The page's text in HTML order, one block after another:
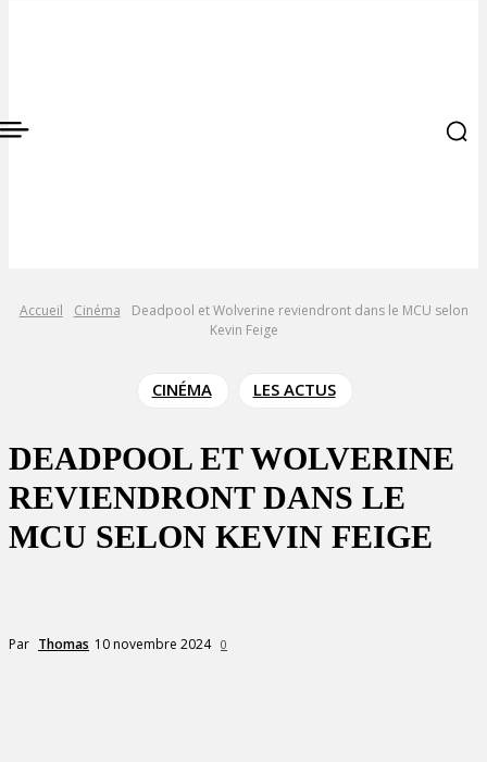
Accueil Cinéma
Deadpool et Wolverine reviendront dans le MCU selon
Kevin Feige
CINÉMA LES ACTUS
DEADPOOL ET WOLVERINE
REVIENDRONT DANS LE
MCU SELON KEVIN FEIGE
Par Thomas 10 novembre 2024 0